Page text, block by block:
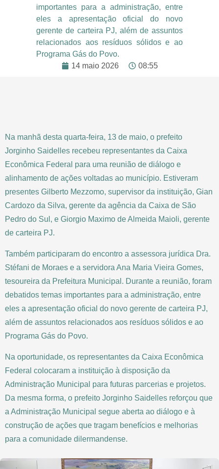
importantes para a administração, entre
eles a apresentação oficial do novo
gerente de carteira PJ, além de assuntos
relacionados aos resíduos sólidos e ao
Programa Gás do Povo.
14 maio 2026
08:55
Na manhã desta quarta-feira, 13 de maio, o prefeito
Jorginho Saidelles recebeu representantes da Caixa
Econômica Federal para uma reunião de diálogo e
alinhamento de ações voltadas ao município. Estiveram
presentes Gilberto Mezzomo, supervisor da instituição, Gian
Cardozo da Silva, gerente da agência da Caixa de São
Pedro do Sul, e Giorgio Maximo de Almeida Maioli, gerente
de carteira PJ.
Também participaram do encontro a assessora jurídica Dra.
Stéfani de Moraes e a servidora Ana Maria Vieira Gomes,
tesoureira da Prefeitura Municipal. Durante a reunião, foram
debatidos temas importantes para a administração, entre
eles a apresentação oficial do novo gerente de carteira PJ,
além de assuntos relacionados aos resíduos sólidos e ao
Programa Gás do Povo.
Na oportunidade, os representantes da Caixa Econômica
Federal colocaram a instituição à disposição da
Administração Municipal para futuras parcerias e projetos.
Da mesma forma, o prefeito Jorginho Saidelles reforçou que
a Administração Municipal segue aberta ao diálogo e à
construção de ações que tragam benefícios e melhorias
para a comunidade dilermandense.